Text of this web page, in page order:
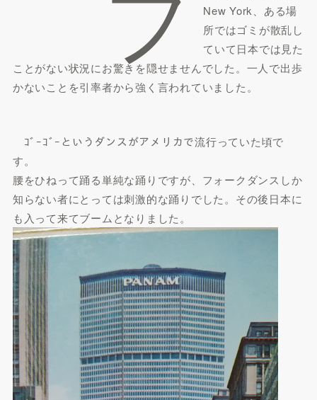
New York、ある場
所ではゴミが散乱し
ていて日本では見た
ことがない状況にお驚きを隠せませんでした。一人で出歩
かないことを引率者から強く言われていました。
ｺﾞｰｺﾞｰというダンスがアメリカで流行っていた頃で
す。
腰をひねって踊る単純な踊りですが、フォークダンスしか
知らない者にとっては刺激的な踊りでした。その後日本に
も入って来てブームとなりました。